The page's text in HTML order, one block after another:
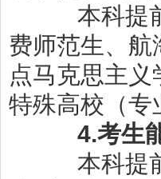
本科提
费师范生、航
点马克思主
特殊高校（专
4.考生
本科提